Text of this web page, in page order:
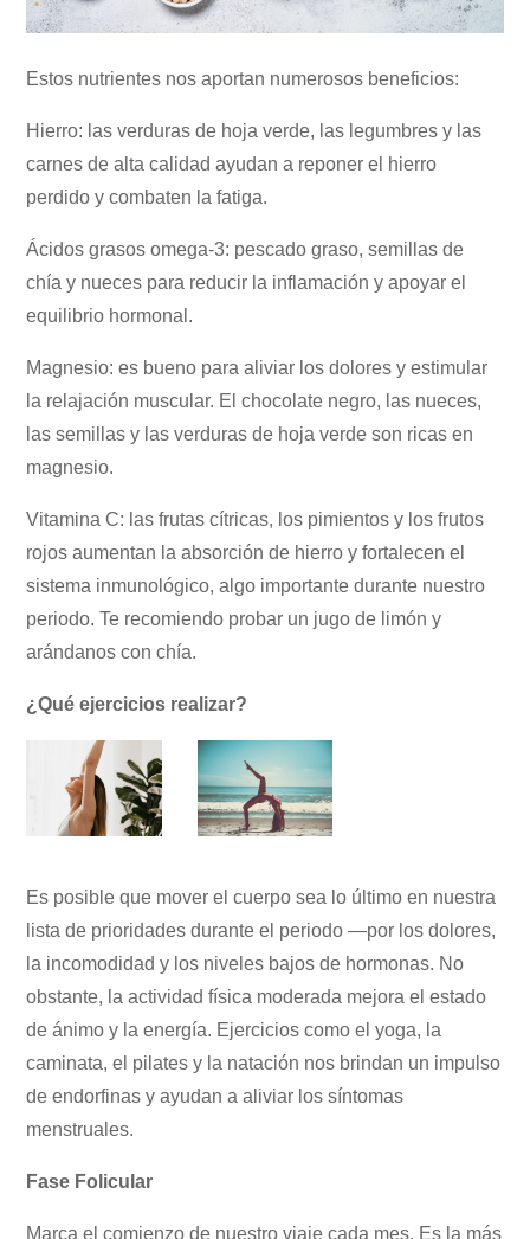
Estos nutrientes nos aportan numerosos beneficios:
Hierro: las verduras de hoja verde, las legumbres y las
carnes de alta calidad ayudan a reponer el hierro
perdido y combaten la fatiga.
Ácidos grasos omega-3: pescado graso, semillas de
chía y nueces para reducir la inflamación y apoyar el
equilibrio hormonal.
Magnesio: es bueno para aliviar los dolores y estimular
la relajación muscular. El chocolate negro, las nueces,
las semillas y las verduras de hoja verde son ricas en
magnesio.
Vitamina C: las frutas cítricas, los pimientos y los frutos
rojos aumentan la absorción de hierro y fortalecen el
sistema inmunológico, algo importante durante nuestro
periodo. Te recomiendo probar un jugo de limón y
arándanos con chía.
¿Qué ejercicios realizar?
Es posible que mover el cuerpo sea lo último en nuestra
lista de prioridades durante el periodo —por los dolores,
la incomodidad y los niveles bajos de hormonas. No
obstante, la actividad física moderada mejora el estado
de ánimo y la energía. Ejercicios como el yoga, la
caminata, el pilates y la natación nos brindan un impulso
de endorfinas y ayudan a aliviar los síntomas
menstruales.
Fase Folicular
Marca el comienzo de nuestro viaje cada mes. Es la más